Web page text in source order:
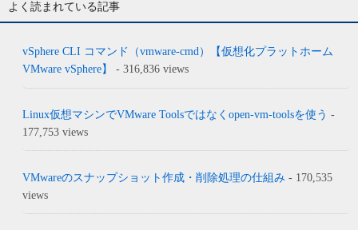
よく読まれている記事
vSphere CLI コマンド（vmware-cmd）【仮想化プラットホーム
VMware vSphere】
- 316,836 views
Linux仮想マシンでVMware Toolsではなくopen-vm-toolsを使う -
177,753 views
VMwareのスナップショット作成・削除処理の仕組み - 170,535
views